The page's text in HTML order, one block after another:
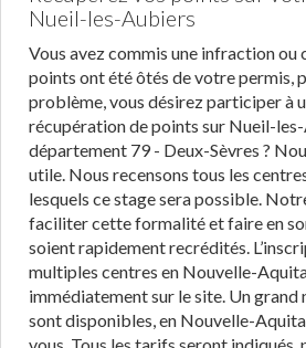
Nueil-les-Aubiers
Vous avez commis une infraction ou
points ont été ôtés de votre permis,
problème, vous désirez participer à
récupération de points sur Nueil-les-
département 79 - Deux-Sèvres ?
utile. Nous recensons tous les
lesquels ce stage sera possible.
faciliter cette formalité et faire en
soient rapidement recrédités.
multiples centres en Nouvelle-
immédiatement sur le site. Un grand
sont disponibles, en Nouvelle-